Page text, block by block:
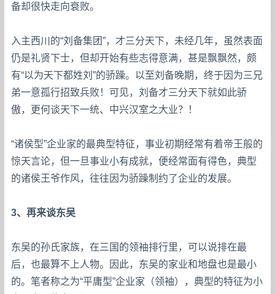
备却很快走向衰败。
入主西川的“刘备集团”，才三分天下，未经几年，虽然表面
仍是礼贤下士，但却开始有些志得意满，甚是飘飘然，颇
有“以为天下都姓刘”的骄躁。以至刘备晚期，终于因为三兄
弟一意孤行招致兵败！可见，刘备才三分天下就如此骄
傲，更何谈天下一统、中兴汉室之大业？！
“诸侯型”企业家的最典型特征，事业初期经常有着帝王般的
惊天言论，但一旦事业小有成就，便经常面有得色，典型
的诸侯王爷作风，往往因为骄躁制约了企业的发展。
3、再来谈东吴
东吴的孙氏家族，在三国的领袖排行里，可以说排在最
后，也最算不上人物。因此，东吴的家业和地盘也是最小
的。笔者称之为“平庸型”企业家（领袖），典型的特征为小